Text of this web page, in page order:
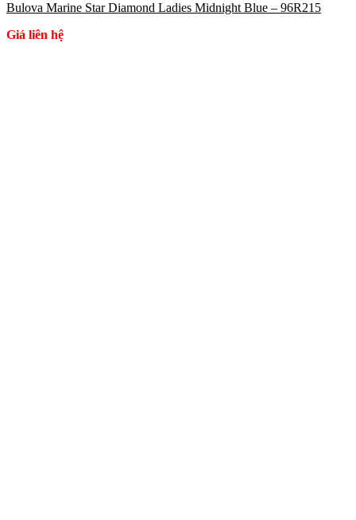
Bulova Marine Star Diamond Ladies Midnight Blue – 96R215
Giá liên hệ